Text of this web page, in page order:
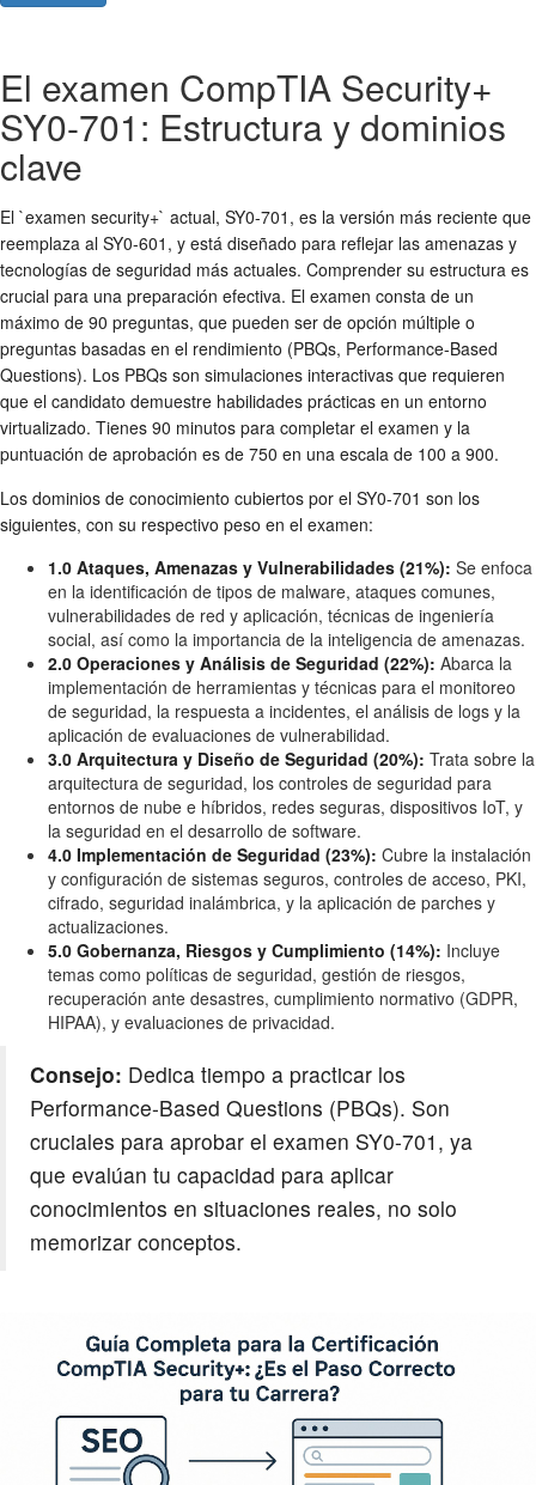
El examen CompTIA Security+
SY0-701: Estructura y dominios
clave
El `examen security+` actual, SY0-701, es la versión más reciente que
reemplaza al SY0-601, y está diseñado para reflejar las amenazas y
tecnologías de seguridad más actuales. Comprender su estructura es
crucial para una preparación efectiva. El examen consta de un
máximo de 90 preguntas, que pueden ser de opción múltiple o
preguntas basadas en el rendimiento (PBQs, Performance-Based
Questions). Los PBQs son simulaciones interactivas que requieren
que el candidato demuestre habilidades prácticas en un entorno
virtualizado. Tienes 90 minutos para completar el examen y la
puntuación de aprobación es de 750 en una escala de 100 a 900.
Los dominios de conocimiento cubiertos por el SY0-701 son los
siguientes, con su respectivo peso en el examen:
1.0 Ataques, Amenazas y Vulnerabilidades (21%): Se enfoca
en la identificación de tipos de malware, ataques comunes,
vulnerabilidades de red y aplicación, técnicas de ingeniería
social, así como la importancia de la inteligencia de amenazas.
2.0 Operaciones y Análisis de Seguridad (22%): Abarca la
implementación de herramientas y técnicas para el monitoreo
de seguridad, la respuesta a incidentes, el análisis de logs y la
aplicación de evaluaciones de vulnerabilidad.
3.0 Arquitectura y Diseño de Seguridad (20%): Trata sobre la
arquitectura de seguridad, los controles de seguridad para
entornos de nube e híbridos, redes seguras, dispositivos IoT, y
la seguridad en el desarrollo de software.
4.0 Implementación de Seguridad (23%): Cubre la instalación
y configuración de sistemas seguros, controles de acceso, PKI,
cifrado, seguridad inalámbrica, y la aplicación de parches y
actualizaciones.
5.0 Gobernanza, Riesgos y Cumplimiento (14%): Incluye
temas como políticas de seguridad, gestión de riesgos,
recuperación ante desastres, cumplimiento normativo (GDPR,
HIPAA), y evaluaciones de privacidad.
Consejo: Dedica tiempo a practicar los
Performance-Based Questions (PBQs). Son
cruciales para aprobar el examen SY0-701, ya
que evalúan tu capacidad para aplicar
conocimientos en situaciones reales, no solo
memorizar conceptos.